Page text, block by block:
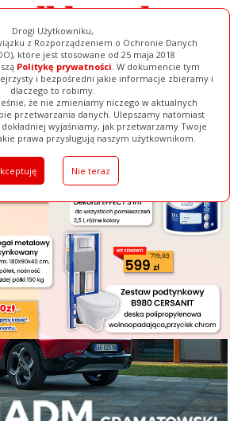
Drogi Użytkowniku,
z Rozporządzeniem o Ochronie Danych
które jest stosowane od 25 maja 2018
Politykę prywatności. W dokumencie tym
i bezpośredni jakie informacje zbieramy i
dlaczego to robimy.
że nie zmieniamy niczego w aktualnych
przetwarzania danych. Ulepszamy natomiast
wyjaśniamy, jak przetwarzamy Twoje
prawa przysługują naszym użytkownikom.
Nie teraz
[ ZAMKNIJ ]
Galerie Baza Firm Pełna Wersja